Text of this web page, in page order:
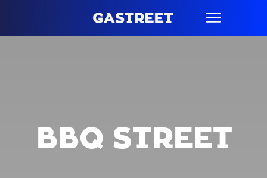
BBQ STREET